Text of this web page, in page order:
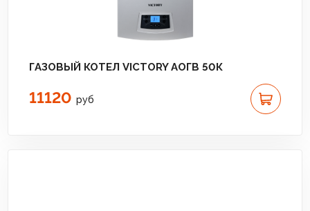
ГАЗОВЫЙ КОТЕЛ VICTORY АОГВ 50К
11120 руб